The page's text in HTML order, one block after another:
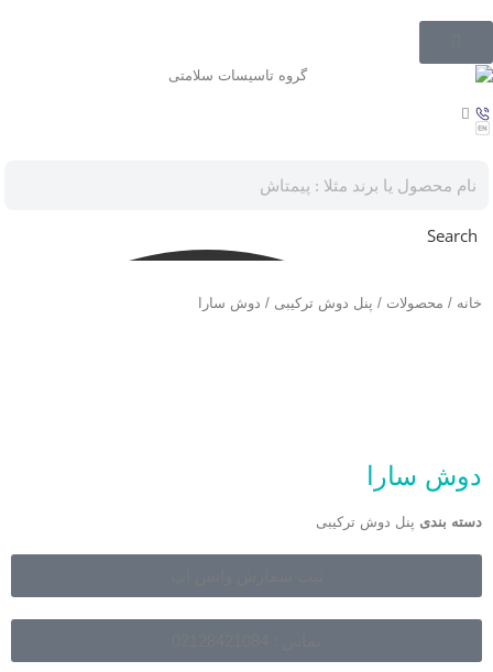
Search
خانه / محصولات / پنل دوش ترکیبی / دوش سارا
دوش سارا
دسته بندی پنل دوش ترکیبی